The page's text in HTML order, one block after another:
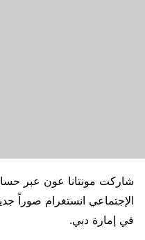
شاركت مونتانا عون عبر
الإجتماعي انستغرام صوراً
في إمارة دبي.